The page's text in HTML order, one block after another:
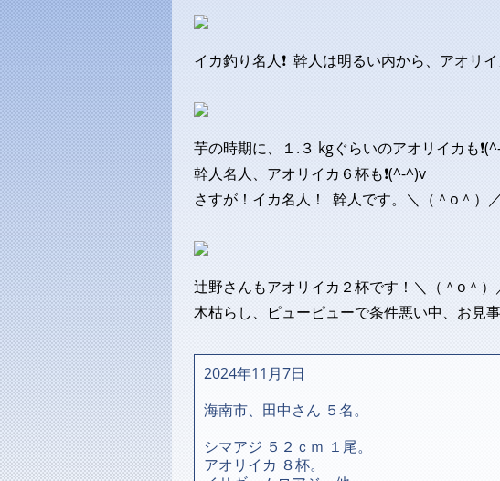
イカ釣り名人❗ 幹人は明るい内から、アオリ
芋の時期に、１.３ kgぐらいのアオリイカも
幹人名人、アオリイカ６杯も❗(^-^)v
さすが！イカ名人！ 幹人です。＼（＾o＾）／
辻野さんもアオリイカ２杯です！＼（＾o＾）
木枯らし、ピューピューで条件悪い中、お見事
2024年11月7日
海南市、田中さん ５名。
シマアジ ５２ｃｍ １尾。
アオリイカ ８杯。